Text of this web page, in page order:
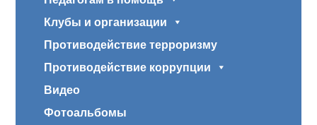
Клубы и организации
Противодействие терроризму
Противодействие коррупции
Видео
Фотоальбомы